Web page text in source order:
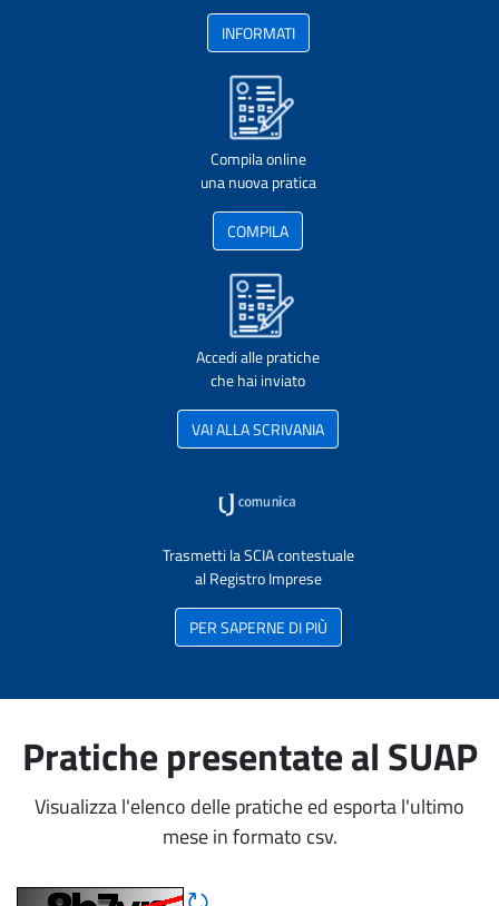
INFORMATI
Compila online
una nuova pratica
COMPILA
Accedi alle pratiche
che hai inviato
VAI ALLA SCRIVANIA
Trasmetti la SCIA contestuale
al Registro Imprese
PER SAPERNE DI PIÙ
Pratiche presentate al SUAP
Visualizza l'elenco delle pratiche ed esporta l'ultimo
mese in formato csv.